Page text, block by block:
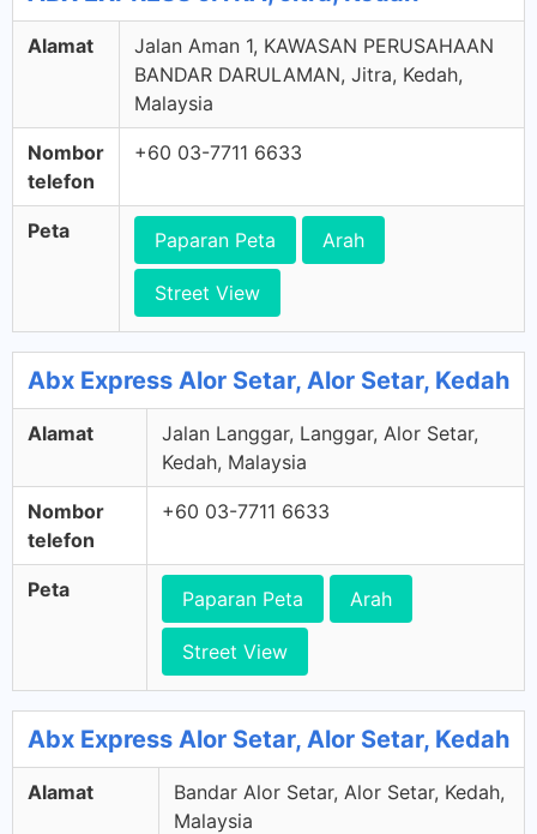
Alamat
Jalan Aman 1, KAWASAN PERUSAHAAN
BANDAR DARULAMAN, Jitra, Kedah,
Malaysia
Nombor
telefon
+60 03-7711 6633
Peta Paparan Peta Arah
Street View
Abx Express Alor Setar, Alor Setar, Kedah
Alamat
Jalan Langgar, Langgar, Alor Setar,
Kedah, Malaysia
Nombor
telefon
+60 03-7711 6633
Peta Paparan Peta Arah
Street View
Abx Express Alor Setar, Alor Setar, Kedah
Alamat
Bandar Alor Setar, Alor Setar, Kedah,
Malaysia